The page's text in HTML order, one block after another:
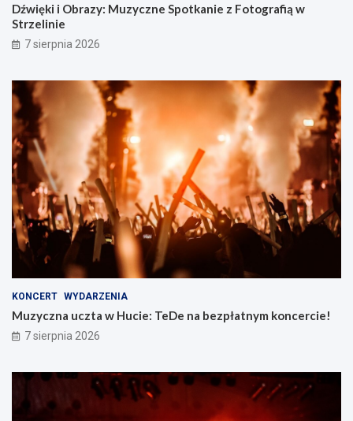
Dźwięki i Obrazy: Muzyczne Spotkanie z Fotografią w
Strzelinie
7 sierpnia 2026
KONCERT WYDARZENIA
Muzyczna uczta w Hucie: TeDe na bezpłatnym koncercie!
7 sierpnia 2026